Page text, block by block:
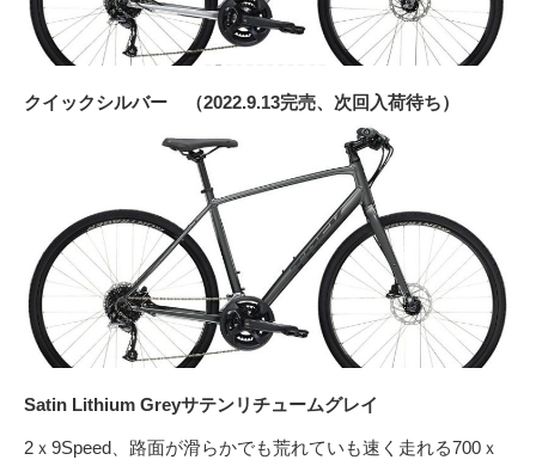
クイックシルバー （2022.9.13完売、次回入荷待ち）
Satin Lithium Greyサテンリチュームグレイ
2ｘ9Speed、路面が滑らかでも荒れていも速く走れる700ｘ